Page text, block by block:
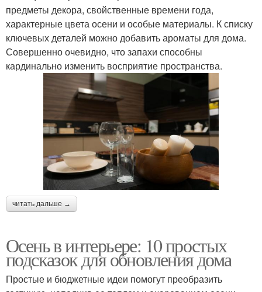
предметы декора, свойственные времени года,
характерные цвета осени и особые материалы. К списку
ключевых деталей можно добавить ароматы для дома.
Совершенно очевидно, что запахи способны
кардинально изменить восприятие пространства.
читать дальше →
Осень в интерьере: 10 простых
подсказок для обновления дома
Простые и бюджетные идеи помогут преобразить